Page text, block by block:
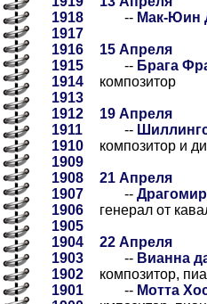
1918
1917
1916
1915
1914
1913
1912
1911
1910
1909
1908
1907
1906
1905
1904
1903
1902
1901
-- Мак-Юин
15 Апреля
-- Брага
композитор
19 Апреля
--
композитор и
21 Апреля
--
генерал от
22 Апреля
-- Вианна
композитор,
-- Мотта